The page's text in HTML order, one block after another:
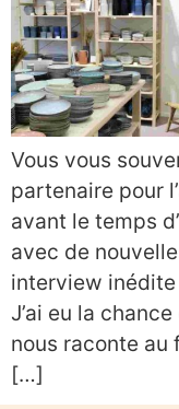
Vous vous
partenaire pour
avant le temps
avec de
interview
J’ai eu la
nous raconte au
[…]